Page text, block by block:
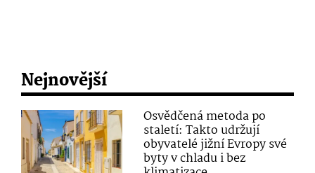
Nejnovější
Osvědčená metoda po
staletí: Takto udržují
obyvatelé jižní Evropy své
byty v chladu i bez